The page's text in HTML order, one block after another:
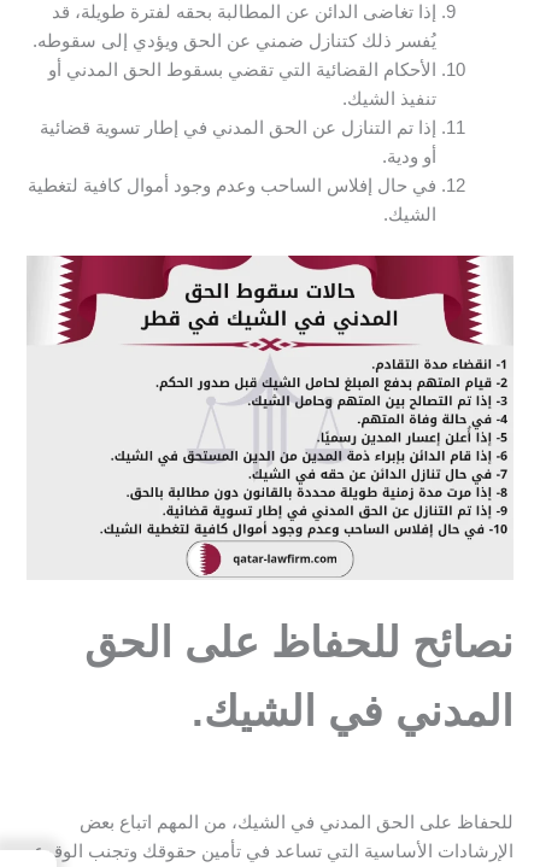
إذا تغاضى الدائن عن المطالبة بحقه لفترة طويلة، قد
يُفسر ذلك كتنازل ضمني عن الحق ويؤدي إلى سقوطه.
الأحكام القضائية التي تقضي بسقوط الحق المدني أو
تنفيذ الشيك.
إذا تم التنازل عن الحق المدني في إطار تسوية قضائية
أو ودية.
في حال إفلاس الساحب وعدم وجود أموال كافية لتغطية
الشيك.
نصائح للحفاظ على الحق
المدني في الشيك.
للحفاظ على الحق المدني في الشيك، من المهم اتباع بعض
الإرشادات الأساسية التي تساعد في تأمين حقوقك وتجنب الوقوع